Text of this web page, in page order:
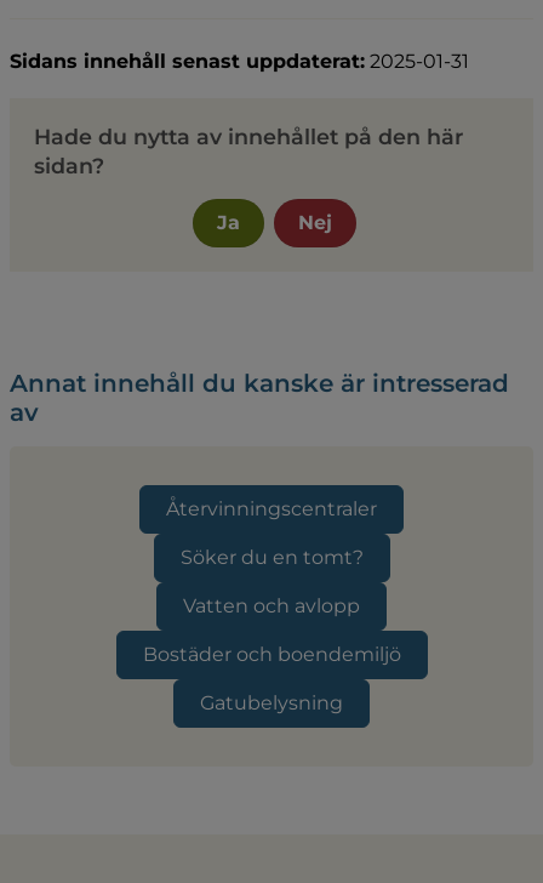
Sidans innehåll senast uppdaterat: 2025-01-31
Hade du nytta av innehållet på den här
sidan?
Ja Nej
Annat innehåll du kanske är intresserad
av
Återvinningscentraler
Söker du en tomt?
Vatten och avlopp
Bostäder och boendemiljö
Gatubelysning